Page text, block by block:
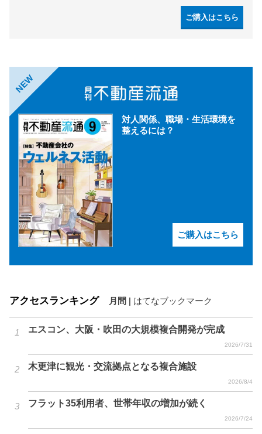
ご購入はこちら
NEW
対人関係、職場・生活環境を
整えるには？
ご購入はこちら
アクセスランキング 月間 はてなブックマーク
エスコン、大阪・吹田の大規模複合開発が完成
2026/7/31
木更津に観光・交流拠点となる複合施設
2026/8/4
フラット35利用者、世帯年収の増加が続く
2026/7/24